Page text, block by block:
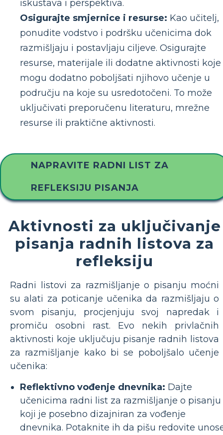
iskustava i perspektiva.
Osigurajte smjernice i resurse: Kao učitelj,
ponudite vodstvo i podršku učenicima dok
razmišljaju i postavljaju ciljeve. Osigurajte
resurse, materijale ili dodatne aktivnosti koje
mogu dodatno poboljšati njihovo učenje u
području na koje su usredotočeni. To može
uključivati preporučenu literaturu, mrežne
resurse ili praktične aktivnosti.
NAPRAVITE RADNI LIST ZA
REFLEKSIJU PISANJA
Aktivnosti za uključivanje
pisanja radnih listova za
refleksiju
Radni listovi za razmišljanje o pisanju moćni
su alati za poticanje učenika da razmišljaju o
svom pisanju, procjenjuju svoj napredak i
promiču osobni rast. Evo nekih privlačnih
aktivnosti koje uključuju pisanje radnih listova
za razmišljanje kako bi se poboljšalo učenje
učenika:
Reflektivno vođenje dnevnika: Dajte
učenicima radni list za razmišljanje o pisanju
koji je posebno dizajniran za vođenje
dnevnika. Potaknite ih da pišu redovite